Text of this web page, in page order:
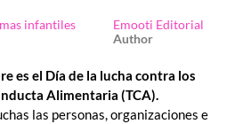
Emooti Editorial
infantiles
es el Día de la lucha contra los
Alimentaria (TCA).
las personas, organizaciones e